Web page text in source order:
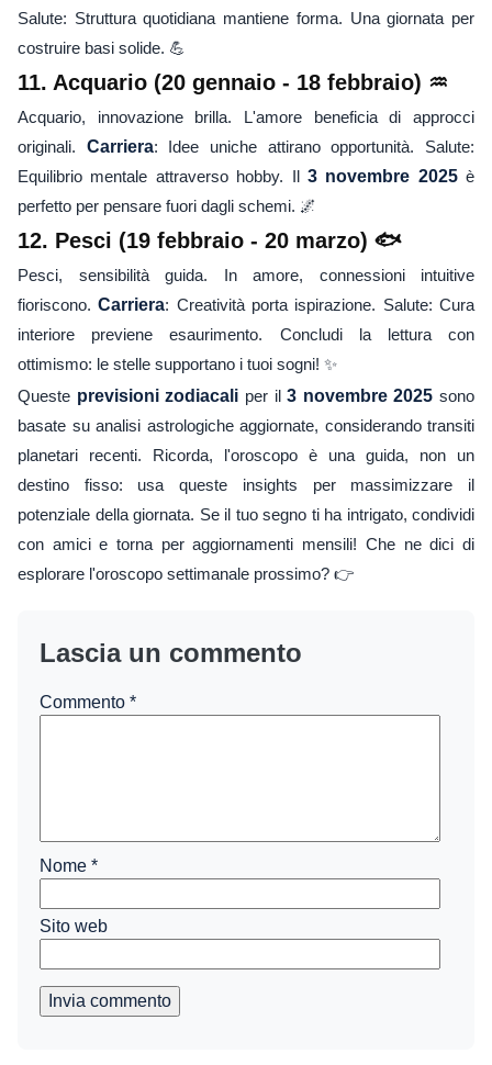
Salute: Struttura quotidiana mantiene forma. Una giornata per
costruire basi solide. 💪
11. Acquario (20 gennaio - 18 febbraio) ♒
Acquario, innovazione brilla. L'amore beneficia di approcci
originali. Carriera: Idee uniche attirano opportunità. Salute:
Equilibrio mentale attraverso hobby. Il 3 novembre 2025è
perfetto per pensare fuori dagli schemi. 🌌
12. Pesci (19 febbraio - 20 marzo) 🐟
Pesci, sensibilità guida. In amore, connessioni intuitive
fioriscono.Carriera: Creatività porta ispirazione. Salute: Cura
interiore previene esaurimento. Concludi la lettura con
ottimismo: le stelle supportano i tuoi sogni! ✨
Queste previsioni zodiacali per il3 novembre 2025 sono
basate su analisi astrologiche aggiornate, considerando transiti
planetari recenti. Ricorda, l'oroscopo è una guida, non un
destino fisso: usa queste insights per massimizzare il
potenziale della giornata. Se il tuo segno ti ha intrigato, condividi
con amici e torna per aggiornamenti mensili! Che ne dici di
esplorare l'oroscopo settimanale prossimo? 👉
Lascia un commento
Commento *
Nome *
Sito web
Invia commento